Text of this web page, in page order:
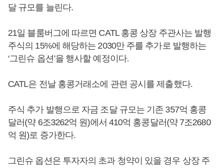
달 규모를 늘린다.
21일 블룸버그에 따르면 CATL 홍콩 상장 주관사는 발행
주식의 15%에 해당하는 2030만 주를 추가로 발행하는
‘그린슈 옵션’을 행사할 예정이다.
CATL은 전날 홍콩거래소에 관련 공시를 제출했다.
주식 추가 발행으로 자금 조달 규모는 기존 357억 홍콩
달러(약 6조3262억 원)에서 410억 홍콩달러(약 7조2680
억 원)로 증가한다.
그린슈 옵션은 투자자의 초과 청약이 있을 경우 상장 주